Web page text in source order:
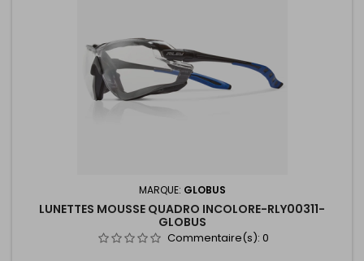
MARQUE: GLOBUS
LUNETTES MOUSSE QUADRO INCOLORE-RLY00311-
GLOBUS
Commentaire(s): 0